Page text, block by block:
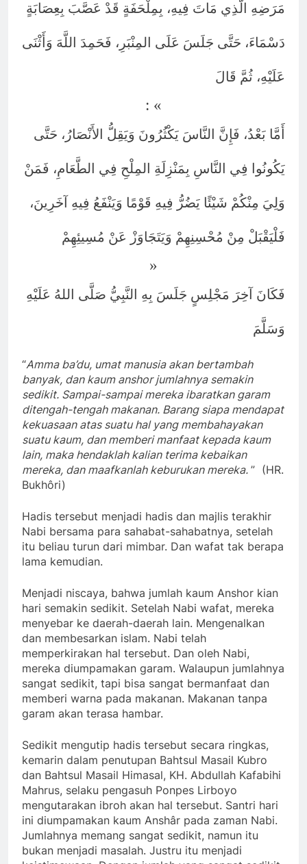
مَرَضِهِ الَّذِي مَاتَ فِيهِ، بِمِلْحَفَةٍ قَدْ عَصَّبَ بِعِصَابَةٍ
دَسْمَاءَ، حَتَّى جَلَسَ عَلَى المِنْبَرِ، فَحَمِدَ اللَّهَ وَأَثْنَى
عَلَيْهِ، ثُمَّ قَالَ
: «
أَمَّا بَعْدُ، فَإِنَّ النَّاسَ يَكْثُرُونَ وَيَقِلُّ الأَنْصَارُ، حَتَّى
يَكُونُوا فِي النَّاسِ بِمَنْزِلَةِ المِلْحِ فِي الطَّعَامِ، فَمَنْ
وَلِيَ مِنْكُمْ شَيْئًا يَضُرُّ فِيهِ قَوْمًا وَيَنْفَعُ فِيهِ آخَرِينَ،
فَلْيَقْبَلْ مِنْ مُحْسِنِهِمْ وَيَتَجَاوَزْ عَنْ مُسِيئِهِمْ
»
فَكَانَ آخِرَ مَجْلِسٍ جَلَسَ بِهِ النَّبِيُّ صَلَّى اللهُ عَلَيْهِ
وَسَلَّمَ
“Amma ba’du, umat manusia akan bertambah
banyak, dan kaum anshor jumlahnya semakin
sedikit. Sampai-sampai mereka ibaratkan garam
ditengah-tengah makanan. Barang siapa mendapat
kekuasaan atas suatu hal yang membahayakan
suatu kaum, dan memberi manfaat kepada kaum
lain, maka hendaklah kalian terima kebaikan
mereka, dan maafkanlah keburukan mereka. ” (HR.
Bukhôri)
Hadis tersebut menjadi hadis dan majlis terakhir
Nabi bersama para sahabat-sahabatnya, setelah
itu beliau turun dari mimbar. Dan wafat tak berapa
lama kemudian.
Menjadi niscaya, bahwa jumlah kaum Anshor kian
hari semakin sedikit. Setelah Nabi wafat, mereka
menyebar ke daerah-daerah lain. Mengenalkan
dan membesarkan islam. Nabi telah
memperkirakan hal tersebut. Dan oleh Nabi,
mereka diumpamakan garam. Walaupun jumlahnya
sangat sedikit, tapi bisa sangat bermanfaat dan
memberi warna pada makanan. Makanan tanpa
garam akan terasa hambar.
Sedikit mengutip hadis tersebut secara ringkas,
kemarin dalam penutupan Bahtsul Masail Kubro
dan Bahtsul Masail Himasal, KH. Abdullah Kafabihi
Mahrus, selaku pengasuh Ponpes Lirboyo
mengutarakan ibroh akan hal tersebut. Santri hari
ini diumpamakan kaum Anshâr pada zaman Nabi.
Jumlahnya memang sangat sedikit, namun itu
bukan menjadi masalah. Justru itu menjadi